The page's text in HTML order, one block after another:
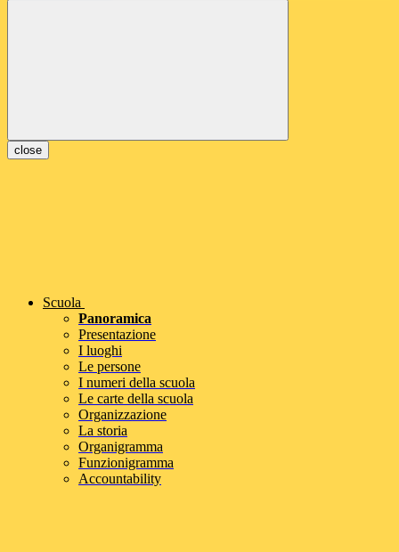
close
Scuola
Panoramica
Presentazione
I luoghi
Le persone
I numeri della scuola
Le carte della scuola
Organizzazione
La storia
Organigramma
Funzionigramma
Accountability